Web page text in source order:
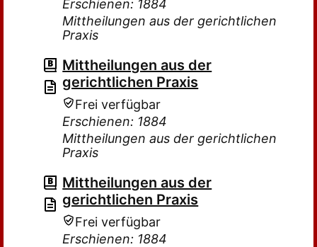
Erschienen: 1884
Mittheilungen aus der gerichtlichen
Praxis
Mittheilungen aus der
gerichtlichen Praxis
Frei verfügbar
Erschienen: 1884
Mittheilungen aus der gerichtlichen
Praxis
Mittheilungen aus der
gerichtlichen Praxis
Frei verfügbar
Erschienen: 1884